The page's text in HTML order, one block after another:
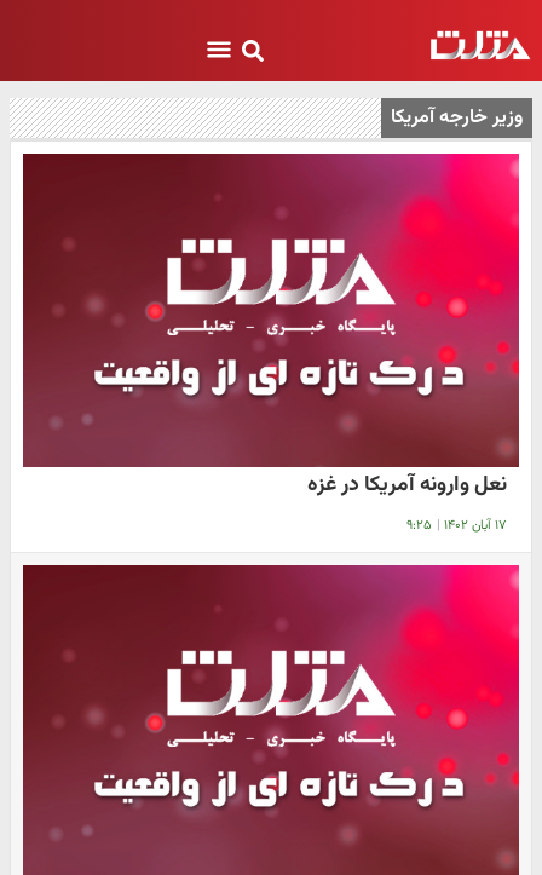
وزیر خارجه آمریکا
نعل وارونه آمریکا در غزه
۱۷ آبان ۱۴۰۲ | ۹:۲۵